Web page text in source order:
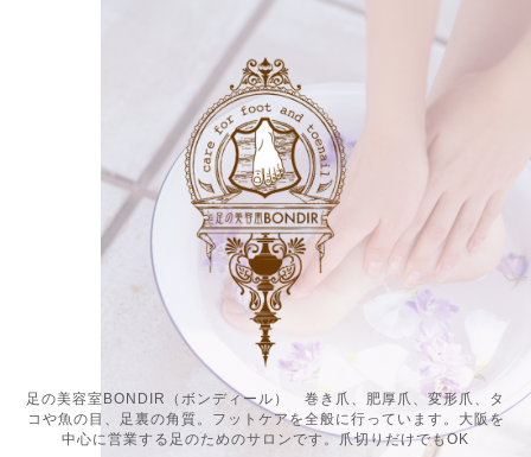
足の美容室BONDIR（ボンディール） 巻き爪、肥厚爪、変形爪、タ
コや魚の目、足裏の角質。フットケアを全般に行っています。大阪を
中心に営業する足のためのサロンです。爪切りだけでもOK